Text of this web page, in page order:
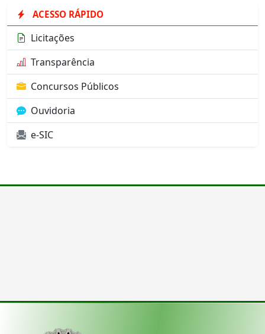
ACESSO RÁPIDO
Licitações
Transparência
Concursos Públicos
Ouvidoria
e-SIC